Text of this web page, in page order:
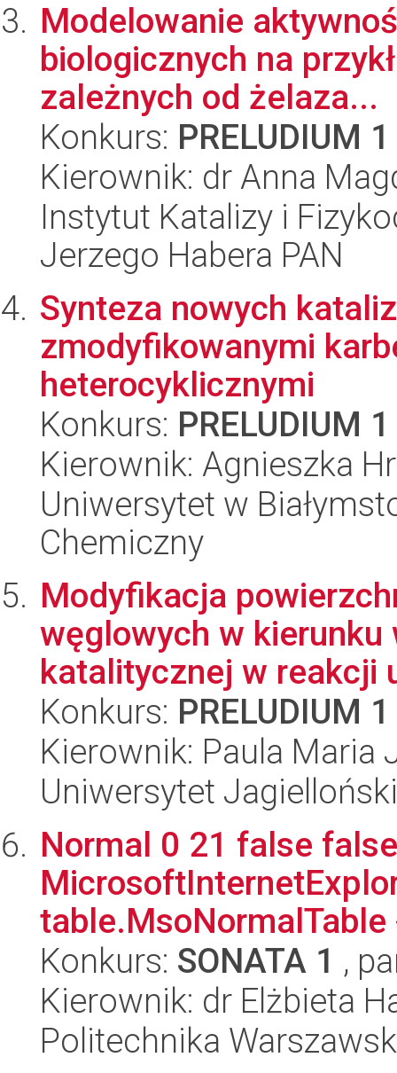
Modelowanie
biologicznych na
zależnych od żelaza...
Konkurs: PRELUDIUM 1
Kierownik: dr Anna
Instytut Katalizy i
Jerzego Habera PAN
Synteza nowych
zmodyfikowanymi
heterocyklicznymi
Konkurs: PRELUDIUM 1
Kierownik: Agnieszka
Uniwersytet w
Chemiczny
Modyfikacja
węglowych w
katalitycznej w reakcji
Konkurs: PRELUDIUM 1
Kierownik: Paula Maria
Uniwersytet
Normal 0 21 false
Konkurs: SONATA 1 ,
Kierownik: dr Elżbieta
Politechnika